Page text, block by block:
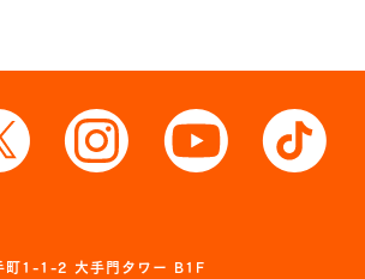
町1-1-2 大手門タワー B1F